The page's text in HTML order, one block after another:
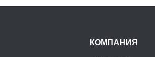
КОМПАНИЯ